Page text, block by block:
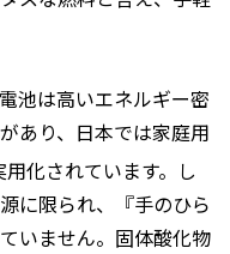
池は高いエネルギー密
あり、日本では家庭用
化されています。し
に限られ、『手のひら
いません。固体酸化物